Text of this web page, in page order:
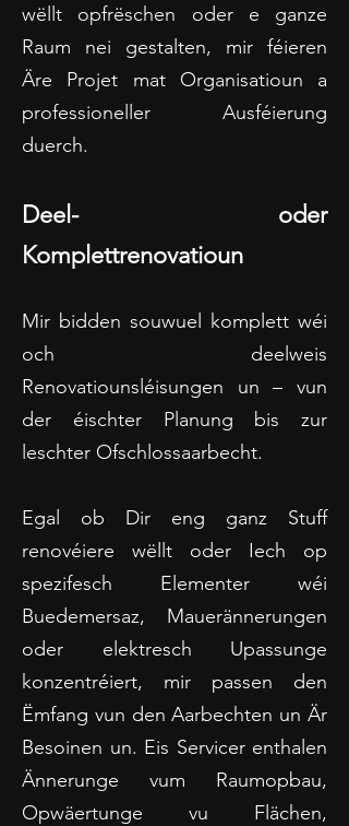
wëllt opfrëschen oder e ganze
Raum nei gestalten, mir féieren
Äre Projet mat Organisatioun a
professioneller Ausféierung
duerch.
Deel- oder
Komplettrenovatioun
Mir bidden souwuel komplett wéi
och deelweis
Renovatiounsléisungen un – vun
der éischter Planung bis zur
leschter Ofschlossaarbecht.
Egal ob Dir eng ganz Stuff
renovéiere wëllt oder Iech op
spezifesch Elementer wéi
Buedemersaz, Mauerännerungen
oder elektresch Upassunge
konzentréiert, mir passen den
Ëmfang vun den Aarbechten un Är
Besoinen un. Eis Servicer enthalen
Ännerunge vum Raumopbau,
Opwäertunge vu Flächen,